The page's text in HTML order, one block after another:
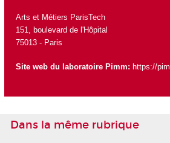
Arts et Métiers ParisTech
151, boulevard de l'Hôpital
75013 - Paris
Site web du laboratoire Pimm: https://
Dans la même rubrique